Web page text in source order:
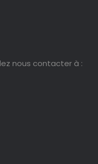
nous contacter à :